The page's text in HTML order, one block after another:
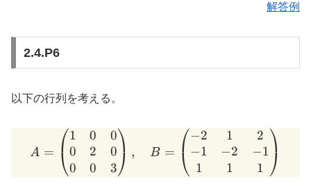
解答例
2.4.P6
以下の行列を考える。
A = \begin{pmatrix} 1
A = ⎝
⎛1
0
0
0
2
0
0
0
3⎠
⎞ , B = ⎝
⎛−2
−1
1
1
−2
1
2
−1
1 ⎠
⎞